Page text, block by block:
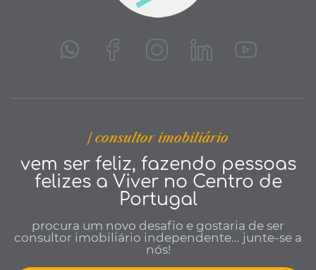
| consultor imobiliário
vem ser feliz, fazendo pessoas
felizes a Viver no Centro de
Portugal
procura um novo desafio e gostaria de ser
consultor imobiliário independente... junte-se a
nós!